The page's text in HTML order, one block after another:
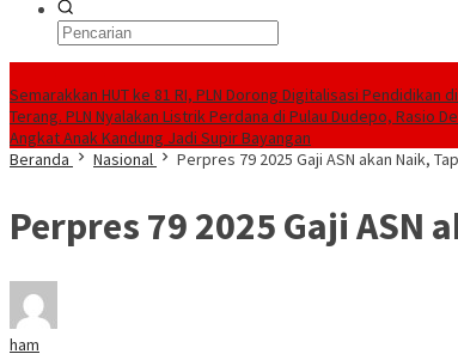
Semarakkan HUT ke 81 RI, PLN Dorong Digitalisasi Pendidikan
Terang. PLN Nyalakan Listrik Perdana di Pulau Dudepo, Rasio
Angkat Anak Kandung Jadi Supir Bayangan
Beranda
Nasional Perpres 79 2025 Gaji ASN akan Naik,
Perpres 79 2025 Gaji ASN
ham